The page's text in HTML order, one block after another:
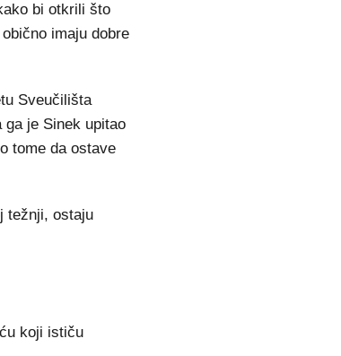
bi otkrili što
imaju dobre
Sveučilišta
ga je Sinek upitao
tome da ostave
težnji, ostaju
koji ističu